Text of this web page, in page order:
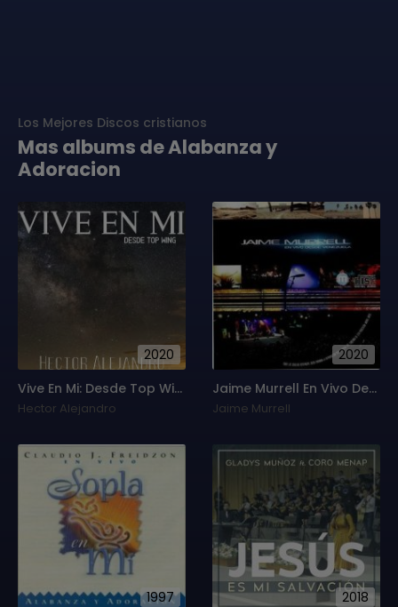
Los Mejores Discos cristianos
Mas albums de Alabanza y
Adoracion
2020
Vive En Mi: Desde Top Wing
Hector Alejandro
2020
Jaime Murrell En Vivo Desde Venezuela
Jaime Murrell
1997
2018